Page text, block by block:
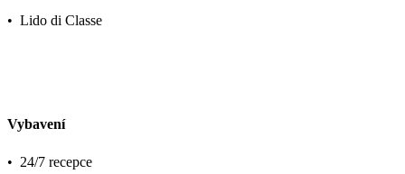
• Lido di Classe
Vybavení
• 24/7 recepce